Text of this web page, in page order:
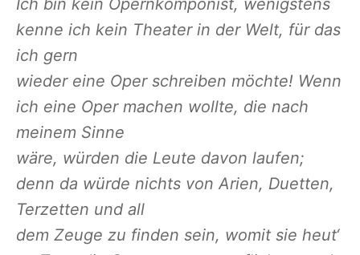
Ich bin kein Opernkomponist, wenigstens
kenne ich kein Theater in der Welt, für das
ich gern
wieder eine Oper schreiben möchte! Wenn
ich eine Oper machen wollte, die nach
meinem Sinne
wäre, würden die Leute davon laufen;
denn da würde nichts von Arien, Duetten,
Terzetten und all
dem Zeuge zu finden sein, womit sie heut‘